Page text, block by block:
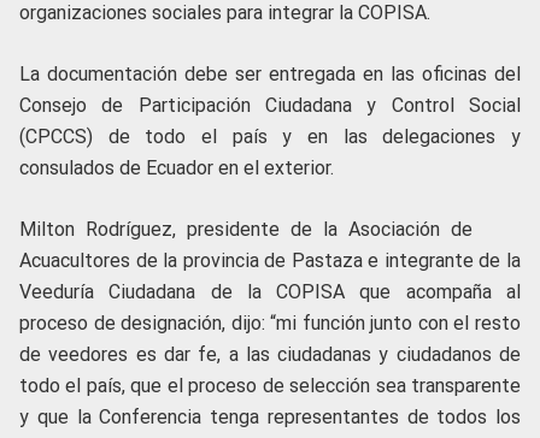
organizaciones sociales para integrar la COPISA.
La documentación debe ser entregada en las oficinas del
Consejo de Participación Ciudadana y Control Social
(CPCCS) de todo el país y en las delegaciones y
consulados de Ecuador en el exterior.
Milton Rodríguez, presidente de la Asociación de
Acuacultores de la provincia de Pastaza e integrante de la
Veeduría Ciudadana de la COPISA que acompaña al
proceso de designación, dijo: “mi función junto con el resto
de veedores es dar fe, a las ciudadanas y ciudadanos de
todo el país, que el proceso de selección sea transparente
y que la Conferencia tenga representantes de todos los